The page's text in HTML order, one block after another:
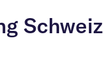
Schweiz